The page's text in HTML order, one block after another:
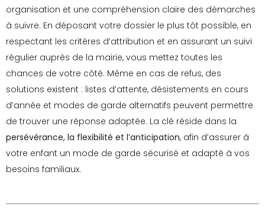
organisation et une compréhension claire des démarches
à suivre. En déposant votre dossier le plus tôt possible, en
respectant les critères d’attribution et en assurant un suivi
régulier auprès de la mairie, vous mettez toutes les
chances de votre côté. Même en cas de refus, des
solutions existent : listes d’attente, désistements en cours
d’année et modes de garde alternatifs peuvent permettre
de trouver une réponse adaptée. La clé réside dans la
persévérance, la flexibilité et l’anticipation, afin d’assurer à
votre enfant un mode de garde sécurisé et adapté à vos
besoins familiaux.